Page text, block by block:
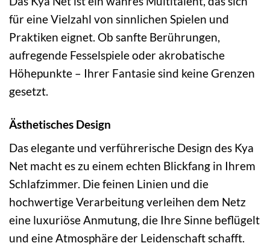
für eine Vielzahl von sinnlichen Spielen und
Praktiken eignet. Ob sanfte Berührungen,
aufregende Fesselspiele oder akrobatische
Höhepunkte – Ihrer Fantasie sind keine Grenzen
gesetzt.
Ästhetisches Design
Das elegante und verführerische Design des Kya
Net macht es zu einem echten Blickfang in Ihrem
Schlafzimmer. Die feinen Linien und die
hochwertige Verarbeitung verleihen dem Netz
eine luxuriöse Anmutung, die Ihre Sinne beflügelt
und eine Atmosphäre der Leidenschaft schafft.